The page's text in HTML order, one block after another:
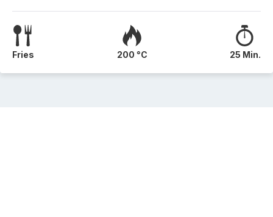
Fries 200 °C 25 Min.